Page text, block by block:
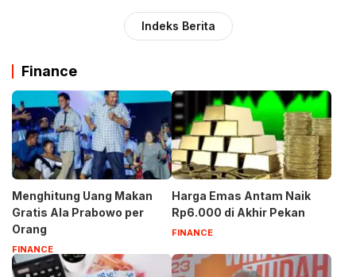
Indeks Berita
Finance
Menghitung Uang Makan
Gratis Ala Prabowo per
Orang
FINANCE
Harga Emas Antam Naik
Rp6.000 di Akhir Pekan
FINANCE